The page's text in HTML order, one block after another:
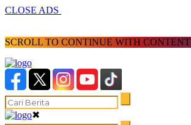
CLOSE ADS
SCROLL TO CONTINUE WITH CONTENT
✖